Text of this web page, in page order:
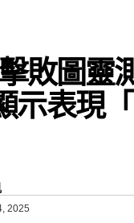
敗圖靈
示表現
2025